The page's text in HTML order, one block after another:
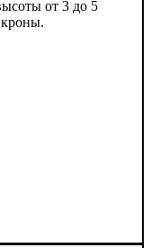
от 3 до 5